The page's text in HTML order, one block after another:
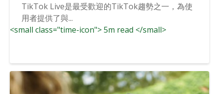
TikTok Live是最受歡迎的TikTok趨勢之一，為使
用者提供了與...
<small class="time-icon"> 5m read </small>